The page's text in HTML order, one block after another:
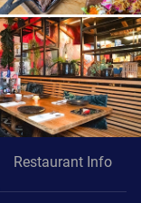
Restaurant Info